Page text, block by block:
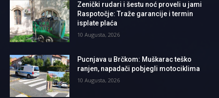
Zenički rudari i šestu noć proveli u jami
Raspotočje: Traže garancije i termin
isplate plaća
10 Augusta, 2026
Pucnjava u Brčkom: Muškarac teško
ranjen, napadači pobjegli motociklima
10 Augusta, 2026